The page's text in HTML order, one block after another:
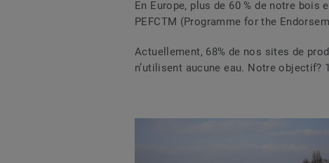
En Europe, plus de 60 % de notre
PEFCTM (Programme for the
Actuellement, 68% de nos sites de
n’utilisent aucune eau. Notre objectif?